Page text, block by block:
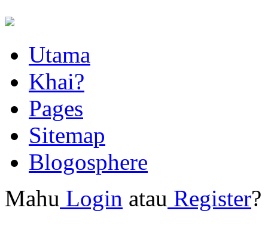
Utama
Khai?
Pages
Sitemap
Blogosphere
Mahu Login atau Register?